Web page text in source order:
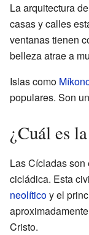
La arquitectura
casas y calles
ventanas tienen
belleza atrae a
Islas como
populares. Son
¿Cuál es
Las Cícladas
cicládica. Esta
neolíticoy el
Cristo.